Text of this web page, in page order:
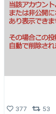
377
53